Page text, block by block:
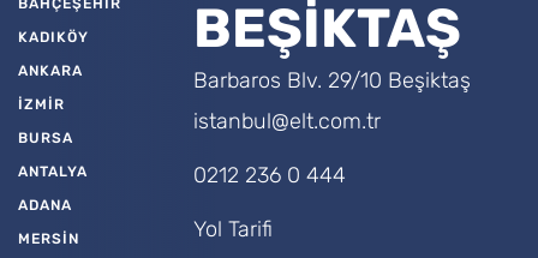
BAHÇEŞEHİR
KADIKÖY
ANKARA
İZMİR
BURSA
ANTALYA
ADANA
MERSİN
BEŞİKTAŞ
Barbaros Blv. 29/10 Beşiktaş
istanbul@elt.com.tr
0212 236 0 444
Yol Tarifi